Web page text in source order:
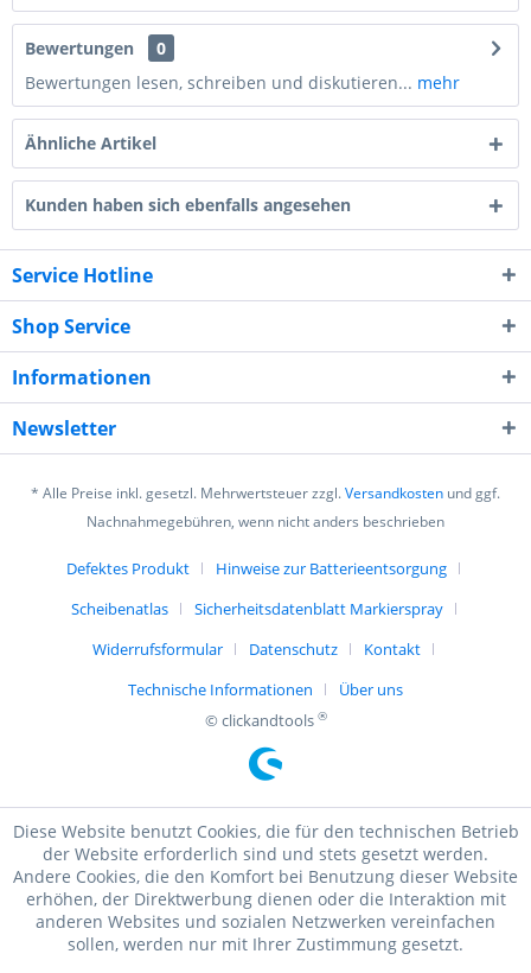
Bewertungen
0
Bewertungen lesen, schreiben und diskutieren... mehr
Ähnliche Artikel
Kunden haben sich ebenfalls angesehen
Service Hotline
Shop Service
Informationen
Newsletter
* Alle Preise inkl. gesetzl. Mehrwertsteuer zzgl.Versandkosten und ggf.
Nachnahmegebühren, wenn nicht anders beschrieben
Defektes Produkt
Hinweise zur Batterieentsorgung
Scheibenatlas
Sicherheitsdatenblatt Markierspray
Widerrufsformular
Datenschutz
Kontakt
Technische Informationen
Über uns
© clickandtools ®
Diese Website benutzt Cookies, die für den technischen Betrieb
der Website erforderlich sind und stets gesetzt werden.
Andere Cookies, die den Komfort bei Benutzung dieser Website
erhöhen, der Direktwerbung dienen oder die Interaktion mit
anderen Websites und sozialen Netzwerken vereinfachen
sollen, werden nur mit Ihrer Zustimmung gesetzt.